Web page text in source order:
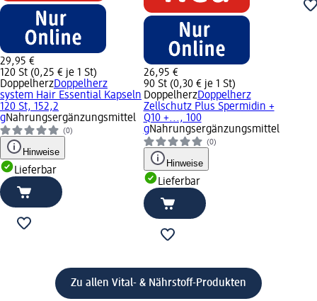
29,95 €
120 St (0,25 € je 1 St)
DoppelherzDoppelherz
system Hair Essential Kapseln
120 St, 152,2
gNahrungsergänzungsmittel
(0)
Hinweise
Lieferbar
26,95 €
90 St (0,30 € je 1 St)
DoppelherzDoppelherz
Zellschutz Plus Spermidin +
Q10 +..., 100
gNahrungsergänzungsmittel
(0)
Hinweise
Lieferbar
Zu allen Vital- & Nährstoff-Produkten